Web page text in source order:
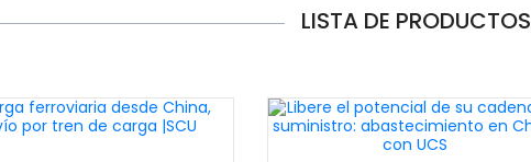
LISTA DE PRODUCTOS